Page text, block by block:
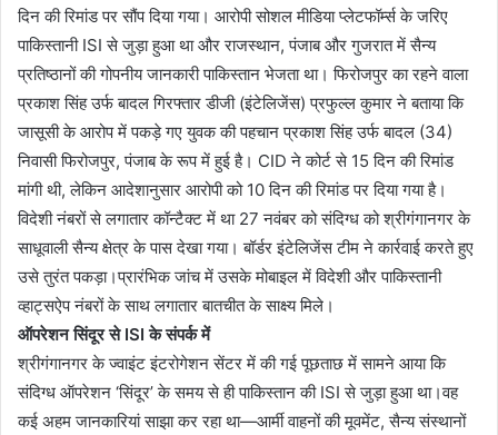
दिन की रिमांड पर सौंप दिया गया। आरोपी सोशल मीडिया प्लेटफॉर्म्स के जरिए
पाकिस्तानी ISI से जुड़ा हुआ था और राजस्थान, पंजाब और गुजरात में सैन्य
प्रतिष्ठानों की गोपनीय जानकारी पाकिस्तान भेजता था। फिरोजपुर का रहने वाला
प्रकाश सिंह उर्फ बादल गिरफ्तार डीजी (इंटेलिजेंस) प्रफुल्ल कुमार ने बताया कि
जासूसी के आरोप में पकड़े गए युवक की पहचान प्रकाश सिंह उर्फ बादल (34)
निवासी फिरोजपुर, पंजाब के रूप में हुई है। CID ने कोर्ट से 15 दिन की रिमांड
मांगी थी, लेकिन आदेशानुसार आरोपी को 10 दिन की रिमांड पर दिया गया है।
विदेशी नंबरों से लगातार कॉन्टैक्ट में था 27 नवंबर को संदिग्ध को श्रीगंगानगर के
साधूवाली सैन्य क्षेत्र के पास देखा गया। बॉर्डर इंटेलिजेंस टीम ने कार्रवाई करते हुए
उसे तुरंत पकड़ा।प्रारंभिक जांच में उसके मोबाइल में विदेशी और पाकिस्तानी
व्हाट्सऐप नंबरों के साथ लगातार बातचीत के साक्ष्य मिले।
ऑपरेशन सिंदूर से ISI के संपर्क में
श्रीगंगानगर के ज्वाइंट इंटरोगेशन सेंटर में की गई पूछताछ में सामने आया कि
संदिग्ध ऑपरेशन ‘सिंदूर’ के समय से ही पाकिस्तान की ISI से जुड़ा हुआ था।वह
कई अहम जानकारियां साझा कर रहा था—आर्मी वाहनों की मूवमेंट, सैन्य संस्थानों